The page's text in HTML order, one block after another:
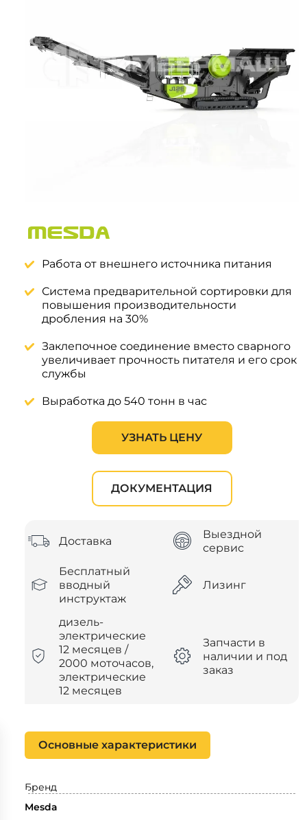
Работа от внешнего источника питания
Система предварительной сортировки для
повышения производительности
дробления на 30%
Заклепочное соединение вместо сварного
увеличивает прочность питателя и его срок
службы
Выработка до 540 тонн в час
УЗНАТЬ ЦЕНУ
ДОКУМЕНТАЦИЯ
Доставка
Выездной
сервис
Бесплатный
вводный
инструктаж
Лизинг
дизель-
электрические
12 месяцев /
2000 моточасов,
электрические
12 месяцев
Запчасти в
наличии и под
заказ
Основные характеристики
Бренд
Mesda
Мини-погрузчики